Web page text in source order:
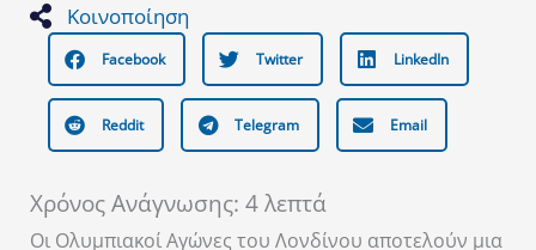
Κοινοποίηση
Facebook Twitter LinkedIn
Reddit Telegram Email
Χρόνος Ανάγνωσης: 4λεπτά
Οι Ολυμπιακοί Αγώνες του Λονδίνου αποτελούν μια